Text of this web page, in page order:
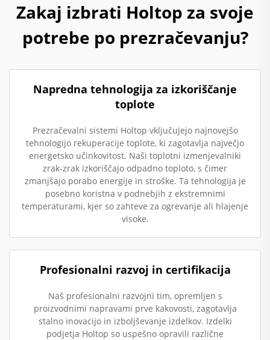
Zakaj izbrati Holtop za svoje
potrebe po prezračevanju?
Napredna tehnologija za izkoriščanje
toplote
Prezračevalni sistemi Holtop vključujejo najnovejšo
tehnologijo rekuperacije toplote, ki zagotavlja največjo
energetsko učinkovitost. Naši toplotni izmenjevalniki
zrak-zrak izkoriščajo odpadno toploto, s čimer
zmanjšajo porabo energije in stroške. Ta tehnologija je
posebno koristna v podnebjih z ekstremnimi
temperaturami, kjer so zahteve za ogrevanje ali hlajenje
visoke.
Profesionalni razvoj in certifikacija
Naš profesionalni razvojni tim, opremljen s
proizvodnimi napravami prve kakovosti, zagotavlja
stalno inovacijo in izboljševanje izdelkov. Izdelki
podjetja Holtop so uspešno opravili različne